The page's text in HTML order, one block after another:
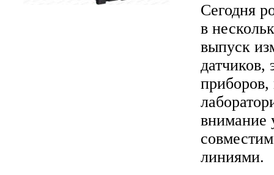
Сегодня
в
выпуск
датчиков,
приборов,
внимание
линиями.